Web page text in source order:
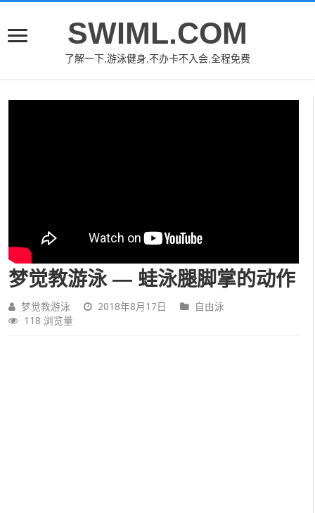
SWIML.COM
了解一下,游泳健身,不办卡不入会,全程免费
梦觉教游泳 — 蛙泳腿脚掌的动作
梦觉教游泳 2018年8月17日
自由泳
118 浏览量